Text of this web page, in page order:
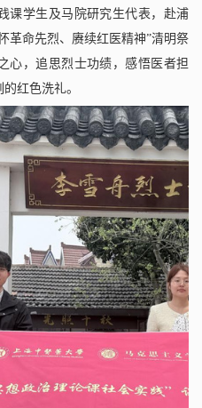
课学生及马院研究生代表，赴浦
革命先烈、赓续红医精神”清明祭
心，追思烈士功绩，感悟医者担
红色洗礼。